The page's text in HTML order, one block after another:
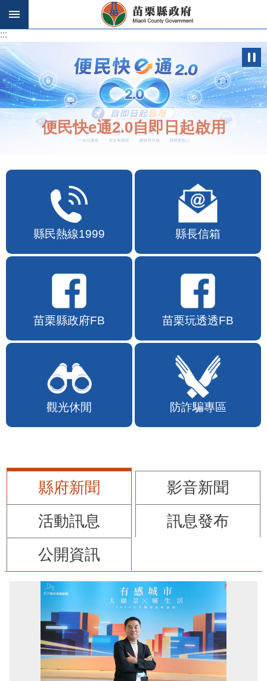
跳到主要內容區塊
:::
:::
便民快e通2.0自即日起啟用
縣民熱線1999 縣長信箱
苗栗縣政府FB 苗栗玩透透FB
觀光休閒 防詐騙專區
縣府新聞
影音新聞
活動訊息
訊息發布
公開資訊